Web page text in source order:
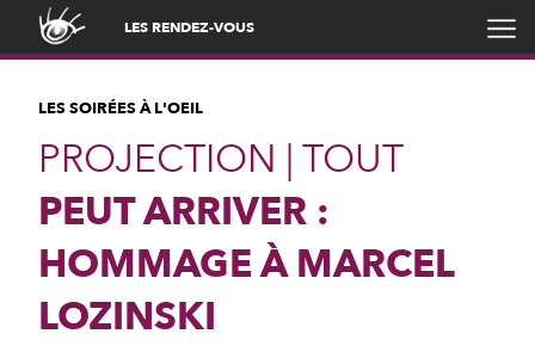
LES RENDEZ-VOUS
LES SOIRÉES À L'OEIL
PROJECTION | TOUT
PEUT ARRIVER :
HOMMAGE À MARCEL
LOZINSKI